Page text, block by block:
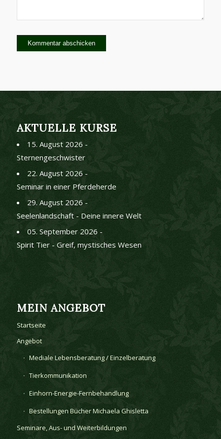
AKTUELLE KURSE
15. August 2026 -
Sternengeschwister
22. August 2026 -
Seminar in einer Pferdeherde
29. August 2026 -
Seelenlandschaft - Deine innere Welt
05. September 2026 -
Spirit Tier - Greif, mystisches Wesen
MEIN ANGEBOT
Startseite
Angebot
Mediale Lebensberatung / Einzelberatung
Tierkommunikation
Einhorn-Energie-Fernbehandlung
Bestellungen Bücher Michaela Ghisletta
Seminare, Aus- und Weiterbildungen